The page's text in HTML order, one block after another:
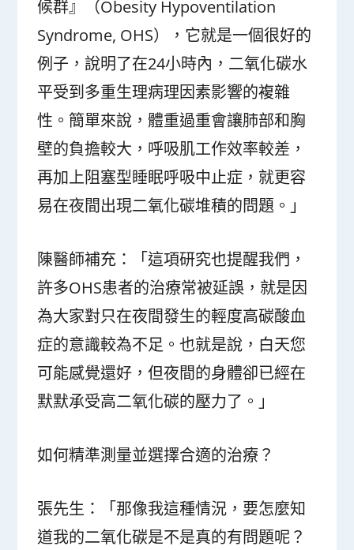
候群』（Obesity Hypoventilation
Syndrome, OHS），它就是一個很好的
例子，說明了在24小時內，二氧化碳水
平受到多重生理病理因素影響的複雜
性。簡單來說，體重過重會讓肺部和胸
壁的負擔較大，呼吸肌工作效率較差，
再加上阻塞型睡眠呼吸中止症，就更容
易在夜間出現二氧化碳堆積的問題。」
陳醫師補充：「這項研究也提醒我們，
許多OHS患者的治療常被延誤，就是因
為大家對只在夜間發生的輕度高碳酸血
症的意識較為不足。也就是說，白天您
可能感覺還好，但夜間的身體卻已經在
默默承受高二氧化碳的壓力了。」
如何精準測量並選擇合適的治療？
張先生：「那像我這種情況，要怎麼知
道我的二氧化碳是不是真的有問題呢？